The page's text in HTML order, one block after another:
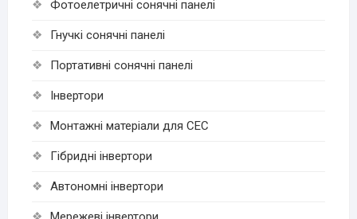
Фотоелетричні cонячні панелі
Гнучкі cонячні панелі
Портативні сонячні панелі
Інвертори
Монтажні матеріали для СЕС
Гібридні інвертори
Автономні інвертори